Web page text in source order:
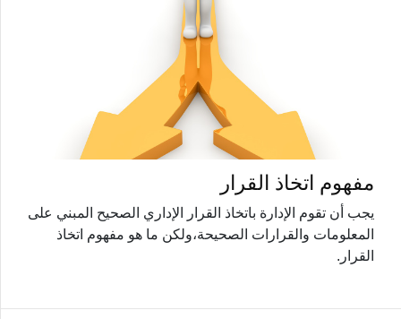
مفهوم اتخاذ القرار
يجب أن تقوم الإدارة باتخاذ القرار الإداري الصحيح المبني على
المعلومات والقرارات الصحيحة،ولكن ما هو مفهوم اتخاذ
القرار.